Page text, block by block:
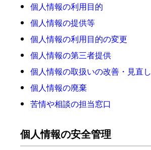
個人情報の利用目的
個人情報の提供等
個人情報の利用目的の変更
個人情報の第三者提供
個人情報の取扱いの改善・見直し
個人情報の廃棄
苦情や相談の担当窓口
個人情報の安全管理